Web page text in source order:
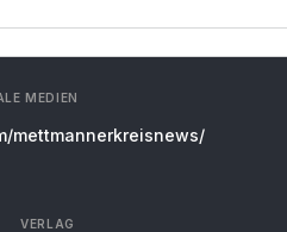
MEDIEN
mettmannerkreisnews/
VERLAG